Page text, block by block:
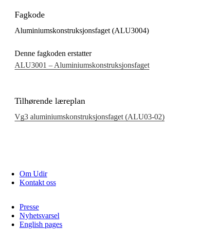
Fagkode
Aluminiumskonstruksjonsfaget (ALU3004)
Denne fagkoden erstatter
ALU3001 – Aluminiumskonstruksjonsfaget
Tilhørende læreplan
Vg3 aluminiumskonstruksjonsfaget (ALU03‑02)
Om Udir
Kontakt oss
Presse
Nyhetsvarsel
English pages